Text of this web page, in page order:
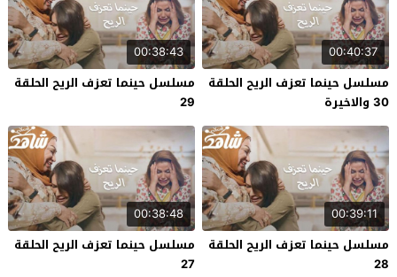
00:40:37
مسلسل حينما تعزف الريح الحلقة
30 والاخيرة
00:38:43
مسلسل حينما تعزف الريح الحلقة
29
00:39:11
مسلسل حينما تعزف الريح الحلقة
28
00:38:48
مسلسل حينما تعزف الريح الحلقة
27